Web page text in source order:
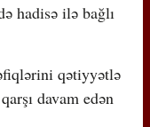
hadisə ilə bağlı
qətiyyətlə
davam edən